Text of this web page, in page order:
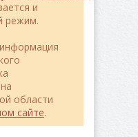
и
режим.
области
сайте.